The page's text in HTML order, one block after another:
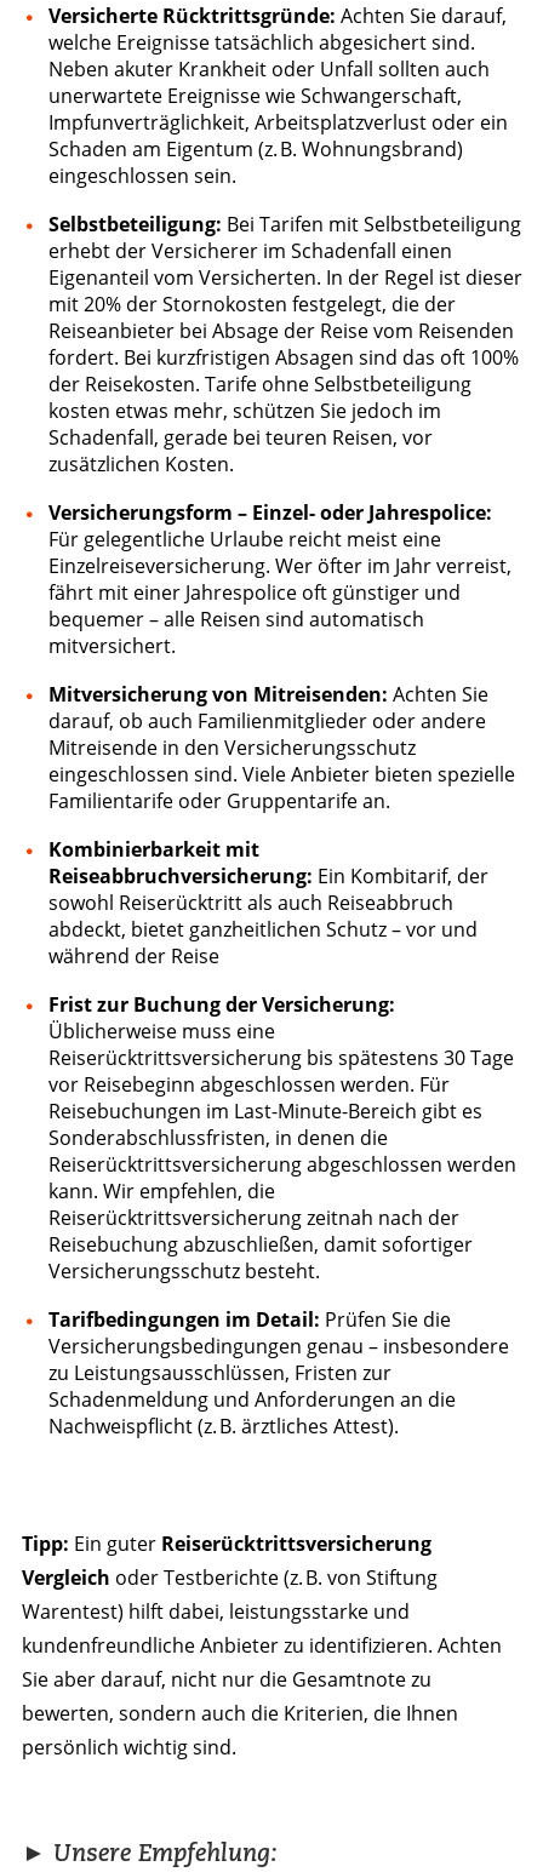
Versicherte Rücktrittsgründe: Achten Sie darauf,
welche Ereignisse tatsächlich abgesichert sind.
Neben akuter Krankheit oder Unfall sollten auch
unerwartete Ereignisse wie Schwangerschaft,
Impfunverträglichkeit, Arbeitsplatzverlust oder ein
Schaden am Eigentum (z. B. Wohnungsbrand)
eingeschlossen sein.
Selbstbeteiligung: Bei Tarifen mit Selbstbeteiligung
erhebt der Versicherer im Schadenfall einen
Eigenanteil vom Versicherten. In der Regel ist dieser
mit 20% der Stornokosten festgelegt, die der
Reiseanbieter bei Absage der Reise vom Reisenden
fordert. Bei kurzfristigen Absagen sind das oft 100%
der Reisekosten. Tarife ohne Selbstbeteiligung
kosten etwas mehr, schützen Sie jedoch im
Schadenfall, gerade bei teuren Reisen, vor
zusätzlichen Kosten.
Versicherungsform – Einzel- oder Jahrespolice:
Für gelegentliche Urlaube reicht meist eine
Einzelreiseversicherung. Wer öfter im Jahr verreist,
fährt mit einer Jahrespolice oft günstiger und
bequemer – alle Reisen sind automatisch
mitversichert.
Mitversicherung von Mitreisenden: Achten Sie
darauf, ob auch Familienmitglieder oder andere
Mitreisende in den Versicherungsschutz
eingeschlossen sind. Viele Anbieter bieten spezielle
Familientarife oder Gruppentarife an.
Kombinierbarkeit mit
Reiseabbruchversicherung: Ein Kombitarif, der
sowohl Reiserücktritt als auch Reiseabbruch
abdeckt, bietet ganzheitlichen Schutz – vor und
während der Reise
Frist zur Buchung der Versicherung:
Üblicherweise muss eine
Reiserücktrittsversicherung bis spätestens 30 Tage
vor Reisebeginn abgeschlossen werden. Für
Reisebuchungen im Last-Minute-Bereich gibt es
Sonderabschlussfristen, in denen die
Reiserücktrittsversicherung abgeschlossen werden
kann. Wir empfehlen, die
Reiserücktrittsversicherung zeitnah nach der
Reisebuchung abzuschließen, damit sofortiger
Versicherungsschutz besteht.
Tarifbedingungen im Detail: Prüfen Sie die
Versicherungsbedingungen genau – insbesondere
zu Leistungsausschlüssen, Fristen zur
Schadenmeldung und Anforderungen an die
Nachweispflicht (z. B. ärztliches Attest).
Tipp: Ein guter Reiserücktrittsversicherung
Vergleich oder Testberichte (z. B. von Stiftung
Warentest) hilft dabei, leistungsstarke und
kundenfreundliche Anbieter zu identifizieren. Achten
Sie aber darauf, nicht nur die Gesamtnote zu
bewerten, sondern auch die Kriterien, die Ihnen
persönlich wichtig sind.
► Unsere Empfehlung: